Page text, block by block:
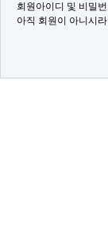
회원아이디 및 비밀
아직 회원이 아니시